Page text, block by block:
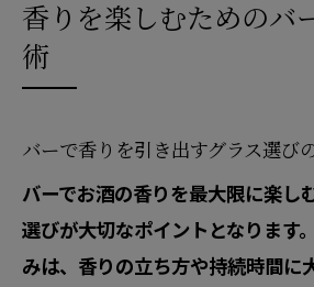
香りを楽しむためのバ
術
バーで香りを引き出すグラス選び
バーでお酒の香りを最大限に楽し
選びが大切なポイントとなります
みは、香りの立ち方や持続時間に